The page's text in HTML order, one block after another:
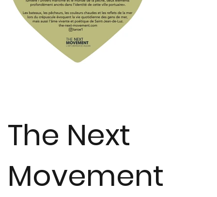
The Next
Movement